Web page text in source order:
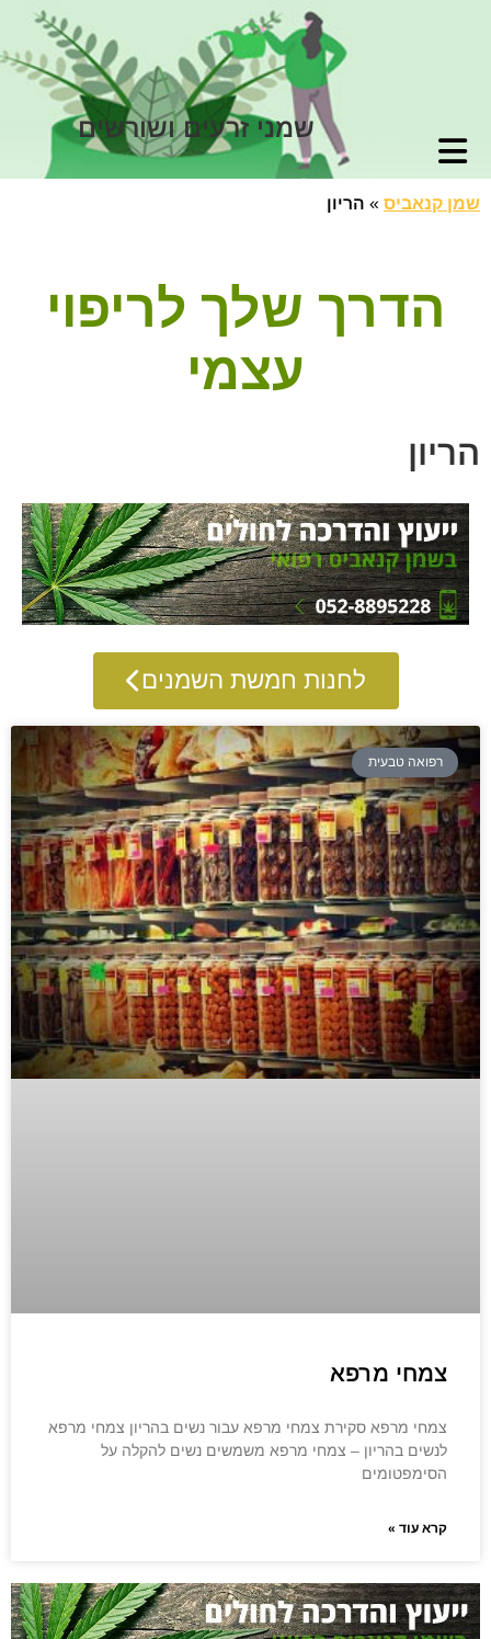
שמני זרעים ושורשים
שמן קנאביס » הריון
הדרך שלך לריפוי
עצמי
הריון
לחנות חמשת השמנים
רפואה טבעית
צמחי מרפא
צמחי מרפא סקירת צמחי מרפא עבור נשים בהריון צמחי מרפא
לנשים בהריון – צמחי מרפא משמשים נשים להקלה על
הסימפטומים
קרא עוד »